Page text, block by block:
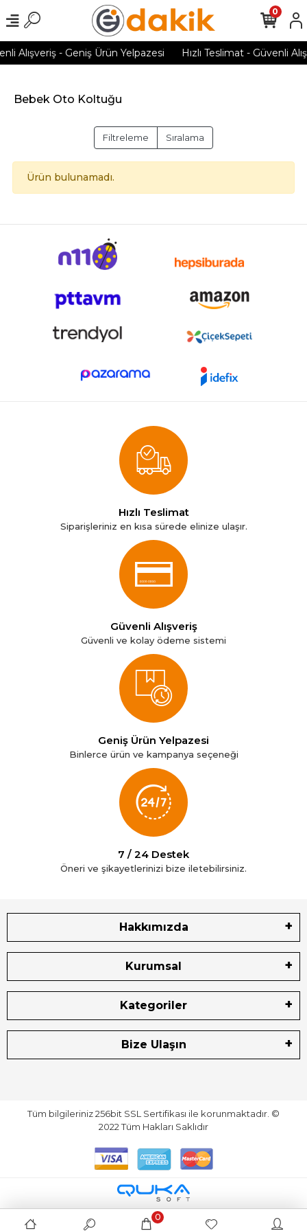
Alışveriş - Geniş Ürün Yelpazesi Hızlı Teslimat - Güvenli
0
Bebek Oto Koltuğu
Filtreleme Sıralama
Ürün bulunamadı.
Hızlı Teslimat
Siparişleriniz en kısa sürede elinize ulaşır.
Güvenli Alışveriş
Güvenli ve kolay ödeme sistemi
Geniş Ürün Yelpazesi
Binlerce ürün ve kampanya seçeneği
7 / 24 Destek
Öneri ve şikayetlerinizi bize iletebilirsiniz.
Hakkımızda
Kurumsal
Kategoriler
Bize Ulaşın
Tüm bilgileriniz 256bit SSL Sertifikası ile korunmaktadır. ©
2022Tüm Hakları Saklıdır
0